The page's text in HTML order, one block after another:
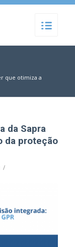
que otimiza a
da Sapra
da proteção
/